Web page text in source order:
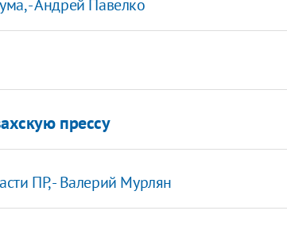
- Андрей Павелко
прессу
ПР, - Валерий Мурлян